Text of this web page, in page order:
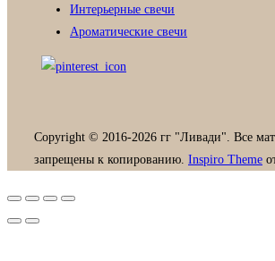
Интерьерные свечи
Ароматические свечи
Copyright © 2016-2026 гг "Ливади". Все
запрещены к копированию. Inspiro Theme